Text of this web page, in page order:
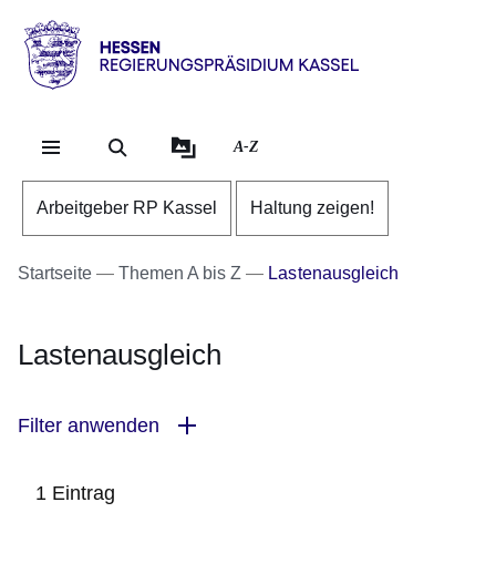
Direkt zum Kopf der
Direkt zum Inhalt
Direkt zum Fuß der
Hessen
RP
A-Z
Arbeitgeber RP Kassel Haltung zeigen!
Startseite Themen A bis Z Lastenausgleich
Lastenausgleich
Filter anwenden
1 Eintrag